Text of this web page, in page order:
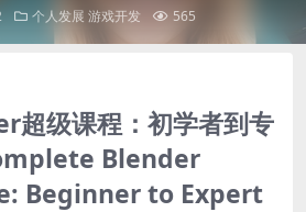
个人发展 游戏开发 565
超级课程：初学者到专
Blender
Beginner to Expert